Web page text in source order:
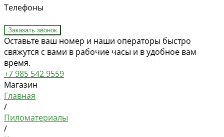
Телефоны
Заказать звонок
Оставьте ваш номер и наши операторы быстро
свяжутся с вами в рабочие часы и в удобное вам
время.
+7 985 542 9559
Магазин
Главная
/
Пиломатериалы
/